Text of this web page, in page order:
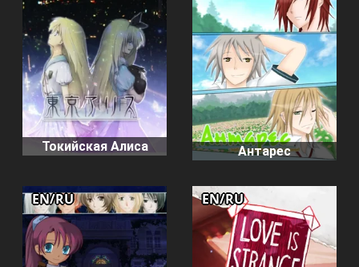
Токийская Алиса Антарес
EN/RU EN/RU